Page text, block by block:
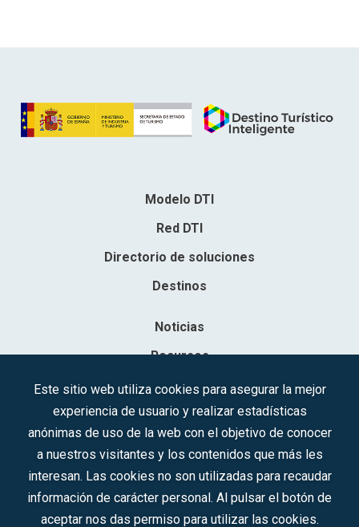
Modelo DTI
Red DTI
Directorio de soluciones
Destinos
Noticias
Recursos
Contacto
Sociedad Mercantil Estatal para la Gestión de la Innovación y las
Síguenos en redes sociales:
Este sitio web utiliza cookies para asegurar la mejor
experiencia de usuario y realizar estadísticas
anónimas de uso de la web con el objetivo de conocer
a nuestros visitantes y los contenidos que más les
interesan. Las cookies no son utilizadas para recaudar
información de carácter personal. Al pulsar el botón de
aceptar nos das permiso para utilizar las cookies.